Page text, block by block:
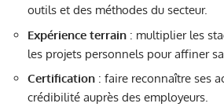
outils et des méthodes du secteur.
Expérience terrain : multiplier les
les projets personnels pour affiner
Certification : faire reconnaître ses
crédibilité auprès des employeurs.